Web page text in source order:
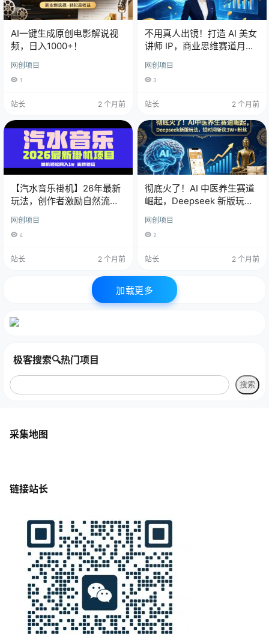
AI一键生成原创电影解说视
频，日入1000+！
网创项目
1
站长 2 个月前
不用真人出镜！打造 AI 美女
讲师 IP，商业思维赛道月入
十万 +
网创项目
3
站长 2 个月前
【汽水音乐褂机】26年最新
玩法，创作者激励自然流，
轻松月收5000-10000
网创项目
4
站长 2 个月前
彻底火了！AI 中医养生赛道
崛起，Deepseek 新版玩
法，短时间斩获 3W + 粉丝
网创项目
2
站长 2 个月前
加载更多
极客搜索🔍热门项目
采集地图
链接站长